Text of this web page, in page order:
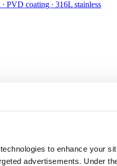
to enhance your
advertisements. Under